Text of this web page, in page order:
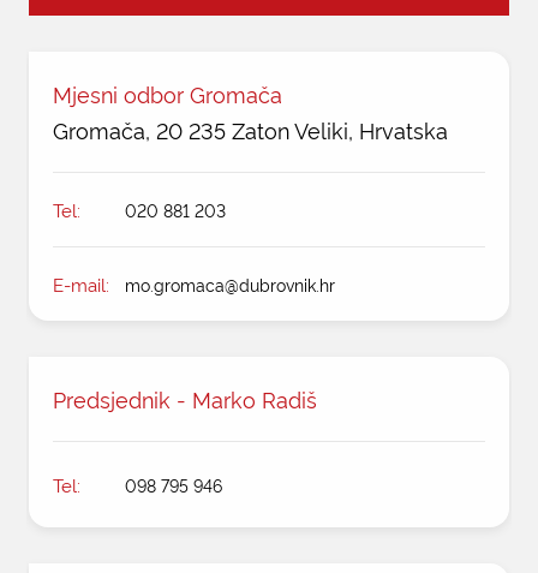
Mjesni odbor Gromača
Gromača, 20 235 Zaton Veliki, Hrvatska
Tel: 020 881 203
E-mail: mo.gromaca@dubrovnik.hr
Predsjednik - Marko Radiš
Tel: 098 795 946